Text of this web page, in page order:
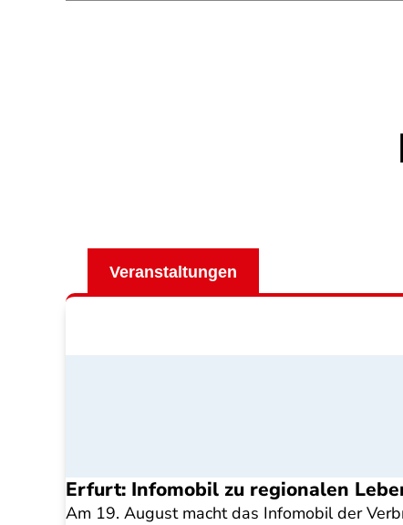
Veranstaltungen
Erfurt: Infomobil zu regionalen
Am 19. August macht das Infomobil der